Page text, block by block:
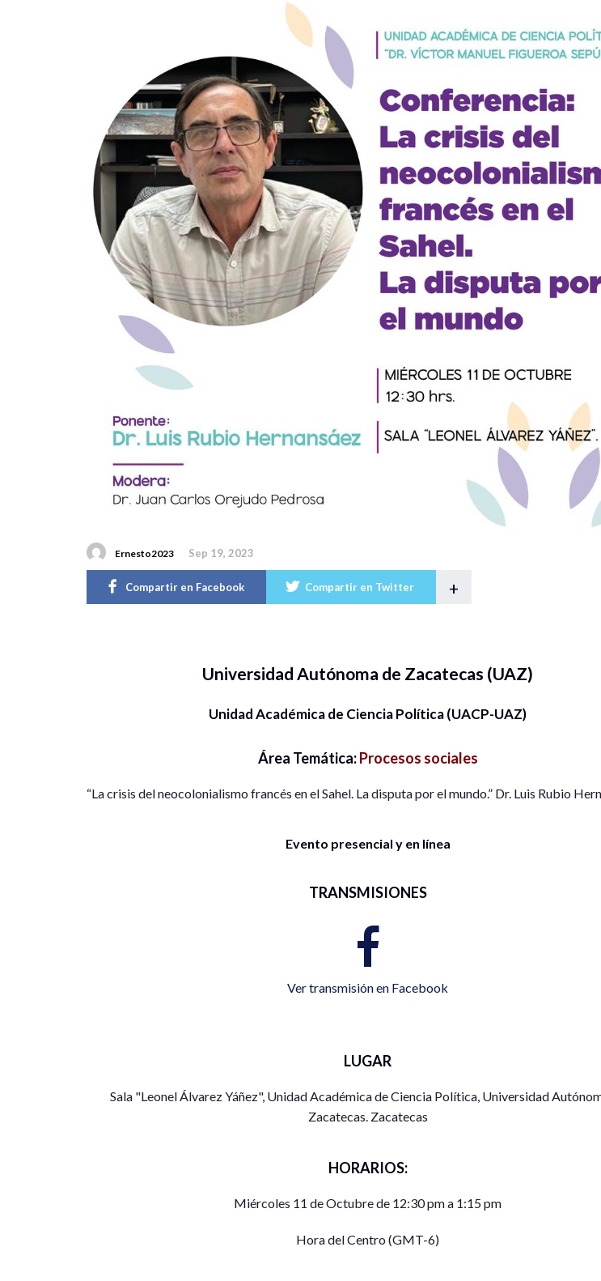
Ernesto2023 Sep 19, 2023
Compartir en Facebook Compartir en Twitter +
Universidad Autónoma de Zacatecas (UAZ)
Unidad Académica de Ciencia Política (UACP-UAZ)
Área Temática:Procesos sociales
“La crisis del neocolonialismo francés en el Sahel. La disputa por el mundo.” Dr. Luis Rubio
Evento presencial y en línea
TRANSMISIONES
Ver transmisión en Facebook
LUGAR
Sala "Leonel Álvarez Yáñez", Unidad Académica de Ciencia Política, Universidad
Zacatecas. Zacatecas
HORARIOS:
Miércoles 11 de Octubre de 12:30 pm a 1:15 pm
Hora del Centro (GMT-6)